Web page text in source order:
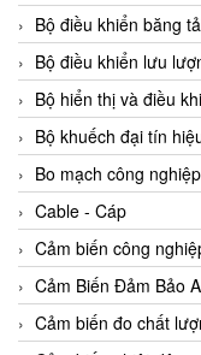
Advanced Energy
Advantech Vietnam
Agate Vietnam
AGR International
Aichi Tokei Denki
Aii Vietnam
AIKOH
AINUO Vietnam
AIR MAJOR
Bộ điều khiển băng
Bộ điều khiển lưu
Bộ hiển thị và điều
Bộ khuếch đại tín
Bo mạch công nghiệp
Cable - Cáp
Cảm biến công
Cảm Biến Đảm Bảo
Cảm biến đo chất